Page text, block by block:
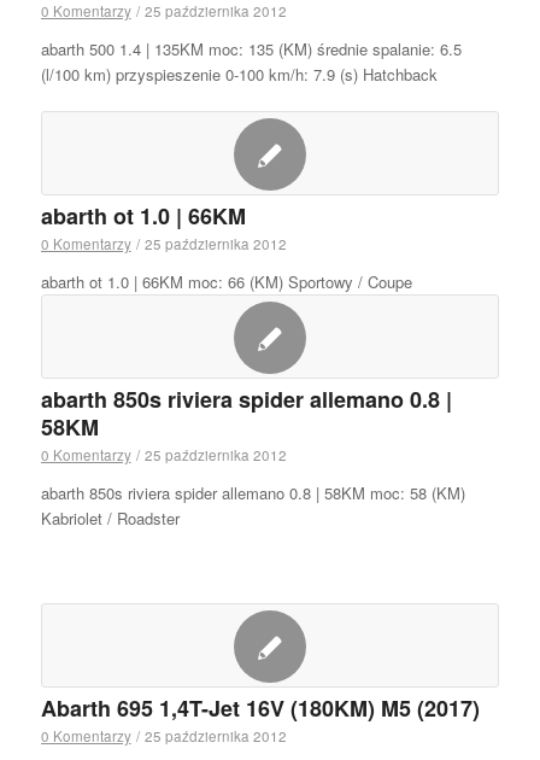
0 Komentarzy / 25 października 2012
abarth 500 1.4 | 135KM moc: 135 (KM) średnie spalanie: 6.5
(l/100 km) przyspieszenie 0-100 km/h: 7.9 (s) Hatchback
abarth ot 1.0 | 66KM
0 Komentarzy / 25 października 2012
abarth ot 1.0 | 66KM moc: 66 (KM) Sportowy / Coupe
abarth 850s riviera spider allemano 0.8 |
58KM
0 Komentarzy / 25 października 2012
abarth 850s riviera spider allemano 0.8 | 58KM moc: 58 (KM)
Kabriolet / Roadster
Abarth 695 1,4T-Jet 16V (180KM) M5 (2017)
0 Komentarzy / 25 października 2012